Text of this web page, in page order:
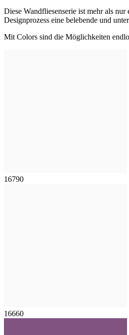
Diese Wandfliesenserie ist mehr als
Designprozess eine belebende und
Mit Colors sind die Möglichkeiten
16790
16660